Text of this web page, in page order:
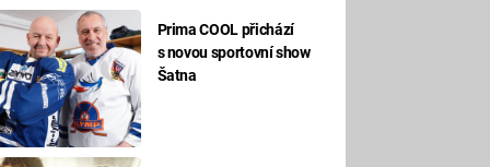
Prima COOL přichází
s novou sportovní show
Šatna